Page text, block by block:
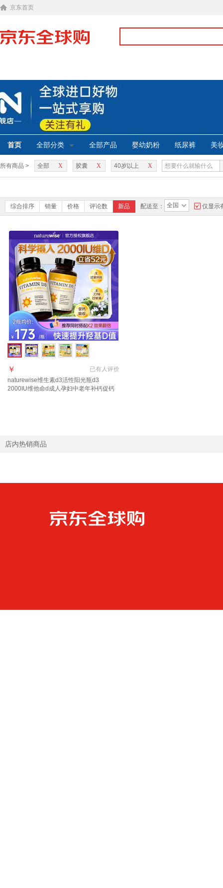
京东首页
首页 全部分类 全部产品 婴幼奶粉 纸尿裤 美
所有商品 > X
全部 X
胶囊 X
40岁以上
综合排序 销量 价格 评论数 新品 配送至： 全国 仅显示
已有人评价
￥
naturewise维生素d3活性阳光瓶d3
2000IU维他命d成人孕妇中老年补钙促钙
店内热销商品